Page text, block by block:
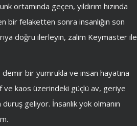
ortamında geçen, yıldırım hızında
bir felaketten sonra insanlığın son
doğru ilerleyin, zalim Keymaster ile
bir yumrukla ve insan hayatına
ve kaos üzerindeki güçlü av, geriye
geliyor. İnsanlık yok olmanın